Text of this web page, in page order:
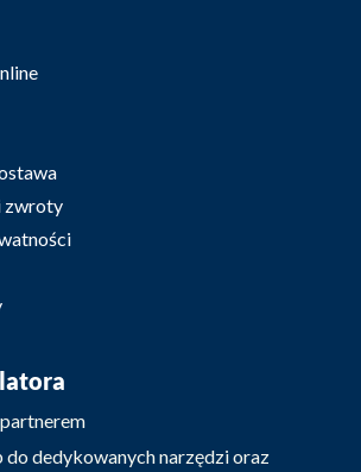
zwroty
do dedykowanych narzędzi oraz